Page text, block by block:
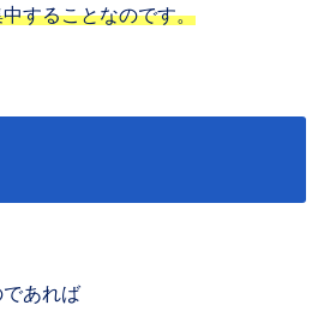
することなのです。
あれば